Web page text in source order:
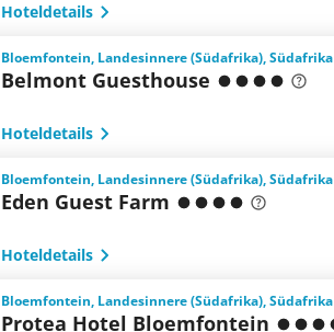
Hoteldetails
Bloemfontein, Landesinnere (Südafrika), Südafrika
Belmont Guesthouse
Hoteldetails
Bloemfontein, Landesinnere (Südafrika), Südafrika
Eden Guest Farm
Hoteldetails
Bloemfontein, Landesinnere (Südafrika), Südafrika
Protea Hotel Bloemfontein